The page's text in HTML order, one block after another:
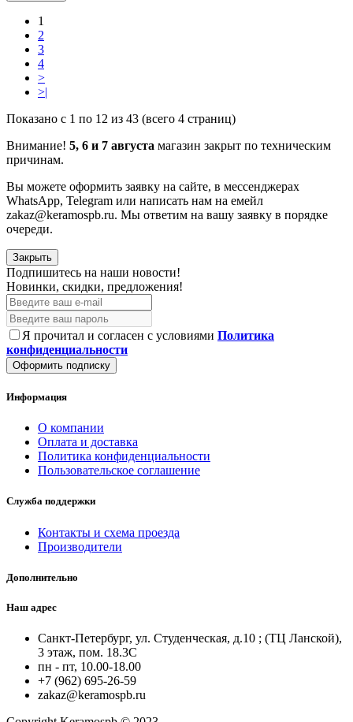
1
2
3
4
>
>|
Показано с 1 по 12 из 43 (всего 4 страниц)
Внимание! 5, 6 и 7 августа магазин закрыт по техническим
причинам.
Вы можете оформить заявку на сайте, в мессенджерах
WhatsApp, Telegram или написать нам на емейл
zakaz@keramospb.ru. Мы ответим на вашу заявку в порядке
очереди.
Закрыть
Подпишитесь на наши новости!
Новинки, скидки, предложения!
Я прочитал и согласен с условиями Политика
конфиденциальности
Оформить подписку
Информация
О компании
Оплата и доставка
Политика конфиденциальности
Пользовательское соглашение
Служба поддержки
Контакты и схема проезда
Производители
Дополнительно
Наш адрес
Санкт-Петербург, ул. Студенческая, д.10 ; (ТЦ Ланской),
3 этаж, пом. 18.3С
пн - пт, 10.00-18.00
+7 (962) 695-26-59
zakaz@keramospb.ru